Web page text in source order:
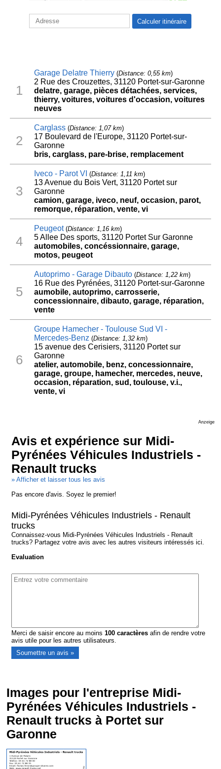
1
Garage Delatre Thierry(Distance: 0,55 km)
2 Rue des Crouzettes, 31120 Portet-sur-Garonne
delatre, garage, pièces détachées, services,
thierry, voitures, voitures d'occasion, voitures
neuves
2
Carglass(Distance: 1,07 km)
17 Boulevard de l'Europe, 31120 Portet-sur-
Garonne
bris, carglass, pare-brise, remplacement
3
Iveco - Parot VI (Distance: 1,11 km)
13 Avenue du Bois Vert, 31120 Portet sur
Garonne
camion, garage, iveco, neuf, occasion, parot,
remorque, réparation, vente, vi
4
Peugeot(Distance: 1,16 km)
5 Allee Des sports, 31120 Portet Sur Garonne
automobiles, concéssionnaire, garage,
motos, peugeot
5
Autoprimo - Garage Dibauto(Distance: 1,22 km)
16 Rue des Pyrénées, 31120 Portet-sur-Garonne
aumobile, autoprimo, carrosserie,
concessionnaire, dibauto, garage, réparation,
vente
6
Groupe Hamecher - Toulouse Sud VI -
Mercedes-Benz (Distance: 1,32 km)
15 avenue des Cerisiers, 31120 Portet sur
Garonne
atelier, automobile, benz, concessionnaire,
garage, groupe, hamecher, mercedes, neuve,
occasion, réparation, sud, toulouse, v.i.,
vente, vi
Anzeige
Avis et expérience sur Midi-
Pyrénées Véhicules Industriels -
Renault trucks
» Afficher et laisser tous les avis
Pas encore d'avis. Soyez le premier!
Midi-Pyrénées Véhicules Industriels - Renault
trucks
Connaissez-vous Midi-Pyrénées Véhicules Industriels - Renault
trucks? Partagez votre avis avec les autres visiteurs intéressés ici.
Evaluation
Merci de saisir encore au moins100 caractères afin de rendre votre
avis utile pour les autres utilisateurs.
Images pour l'entreprise Midi-
Pyrénées Véhicules Industriels -
Renault trucks à Portet sur
Garonne